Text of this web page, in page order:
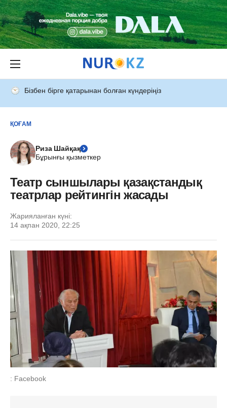
Бізбен бірге қатарынан болған күндеріңіз
ҚОҒАМ
Риза Шайқақ
Бұрынғы қызметкер
Театр сыншылары қазақстандық
театрлар рейтингін жасады
Жарияланған күні:
14 ақпан 2020, 22:25
: Facebook